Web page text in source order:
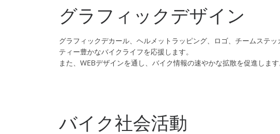
グラフィックデザイン
グラフィックデカール、ヘルメットラッピング、ロゴ、チームステ
ティー豊かなバイクライフを応援します。
また、WEBデザインを通し、バイク情報の速やかな拡散を促進します
バイク社会活動